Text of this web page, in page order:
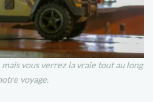
mais vous verrez la vraie tout au long
voyage.